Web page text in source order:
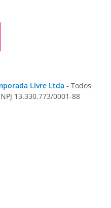
Livre Ltda - Todos
13.330.773/0001-88